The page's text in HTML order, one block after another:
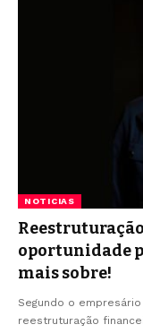
NOTICIAS
oportunidade
mais sobre!
Segundo o
reestruturação